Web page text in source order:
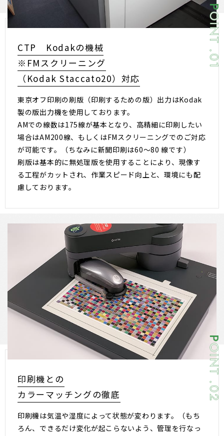
CTP Kodakの機械
※FMスクリーニング
（Kodak Staccato20）対応
東京オフ印刷の刷版（印刷するための版）出力はKodak
製の版出力機を使用しております。
AMでの線数は175線が基本となり、高精細に印刷したい
場合はAM200線、もしくはFMスクリーニングでのご対応
が可能です。（ちなみに新聞印刷は60～80 線です）
刷版は基本的に無処理版を使用することにより、現像す
る工程がカットされ、作業スピード向上と、環境にも配
慮しております。
印刷機との
カラーマッチングの徹底
印刷機は気温や湿度によって状態が変わります。（もち
ろん、できるだけ変化が起こらないよう、管理を行なっ